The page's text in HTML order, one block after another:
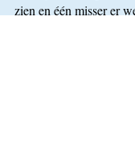
zien en één misser er